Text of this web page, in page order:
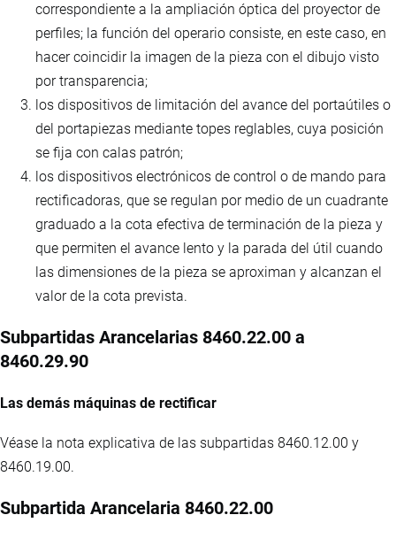
correspondiente a la ampliación óptica del proyector de
perfiles; la función del operario consiste, en este caso, en
hacer coincidir la imagen de la pieza con el dibujo visto
por transparencia;
los dispositivos de limitación del avance del portaútiles o
del portapiezas mediante topes reglables, cuya posición
se fija con calas patrón;
los dispositivos electrónicos de control o de mando para
rectificadoras, que se regulan por medio de un cuadrante
graduado a la cota efectiva de terminación de la pieza y
que permiten el avance lento y la parada del útil cuando
las dimensiones de la pieza se aproximan y alcanzan el
valor de la cota prevista.
Subpartidas Arancelarias 8460.22.00 a
8460.29.90
Las demás máquinas de rectificar
Véase la nota explicativa de las subpartidas 8460.12.00 y
8460.19.00.
Subpartida Arancelaria 8460.22.00